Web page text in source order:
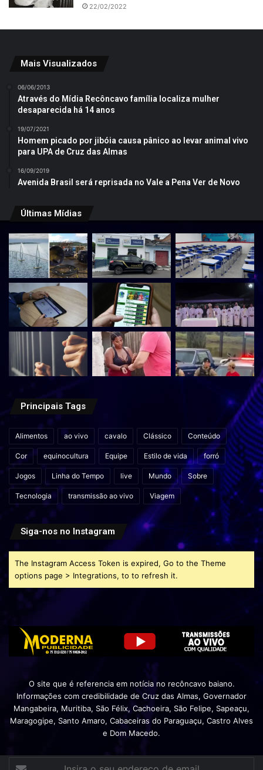
22/02/2022
Mais Visualizados
06/06/2013
Através do Mídia Recôncavo família localiza mulher
desaparecida há 14 anos
19/07/2021
Homem picado por jibóia causa pânico ao levar animal vivo
para UPA de Cruz das Almas
16/09/2019
Avenida Brasil será reprisada no Vale a Pena Ver de Novo
Últimas Mídias
Principais Tags
Alimentos ao vivo cavalo Clássico Conteúdo
Cor equinocultura Equipe Estilo de vida forró
Jogos Linha do Tempo live Mundo Sobre
Tecnologia transmissão ao vivo Viagem
Siga-nos no Instagram
The Instagram Access Token is expired, Go to the Theme
options page > Integrations, to to refresh it.
O site que é referencia em notícia no recôncavo baiano.
Informações com credibilidade de Cruz das Almas, Governador
Mangabeira, Muritiba, São Félix, Cachoeira, São Felipe, Sapeaçu,
Maragogipe, Santo Amaro, Cabaceiras do Paraguaçu, Castro Alves
e Dom Macedo.